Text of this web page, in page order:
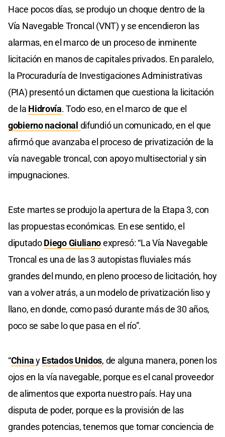
Hace pocos días, se produjo un choque dentro de la
Vía Navegable Troncal (VNT) y se encendieron las
alarmas, en el marco de un proceso de inminente
licitación en manos de capitales privados. En paralelo,
la Procuraduría de Investigaciones Administrativas
(PIA) presentó un dictamen que cuestiona la licitación
de la Hidrovía. Todo eso, en el marco de que el
gobierno nacional difundió un comunicado, en el que
afirmó que avanzaba el proceso de privatización de la
vía navegable troncal, con apoyo multisectorial y sin
impugnaciones.
Este martes se produjo la apertura de la Etapa 3, con
las propuestas económicas. En ese sentido, el
diputadoDiego Giulianoexpresó: “La Vía Navegable
Troncal es una de las 3 autopistas fluviales más
grandes del mundo, en pleno proceso de licitación, hoy
van a volver atrás, a un modelo de privatización liso y
llano, en donde, como pasó durante más de 30 años,
poco se sabe lo que pasa en el río”.
“ChinayEstados Unidos, de alguna manera, ponen los
ojos en la vía navegable, porque es el canal proveedor
de alimentos que exporta nuestro país. Hay una
disputa de poder, porque es la provisión de las
grandes potencias, tenemos que tomar conciencia de